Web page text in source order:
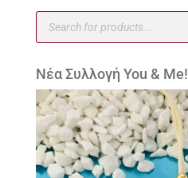
Products
search
Νέα Συλλογή You & Me!